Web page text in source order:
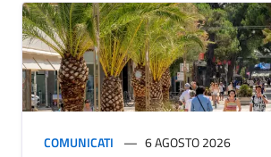
COMUNICATI 6 AGOSTO 2026